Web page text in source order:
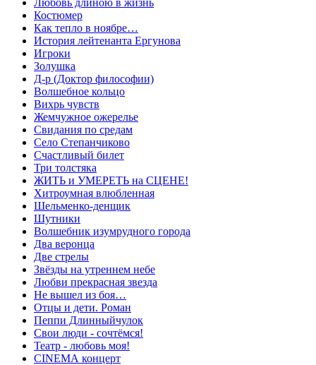
Костюмер
Как тепло в ноябре…
История лейтенанта Ергунова
Игроки
Золушка
Д-р (Доктор философии)
Волшебное кольцо
Вихрь чувств
Жемчужное ожерелье
Свидания по средам
Село Степанчиково
Счастливый билет
Три толстяка
ЖИТЬ и УМЕРЕТЬ на СЦЕНЕ!
Хитроумная влюбленная
Шельменко-денщик
Шутники
Волшебник изумрудного города
Два веронца
Две стрелы
Звёзды на утреннем небе
Любви прекрасная звезда
Не вышел из боя…
Отцы и дети. Роман
Пеппи Длинныйчулок
Свои люди - сочтёмся!
Театр - любовь моя!
СINЕМА концерт